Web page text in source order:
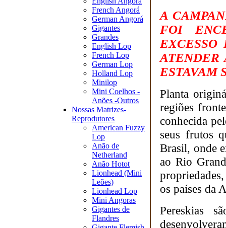
French Angorá
German Angorá
Gigantes
Grandes
English Lop
French Lop
German Lop
Holland Lop
Minilop
Mini Coelhos -
Anões -Outros
Nossas Matrizes-
Reprodutores
American Fuzzy
Lop
Anão de
Netherland
Anão Hotot
Lionhead (Mini
Leões)
Lionhead Lop
Mini Angoras
Gigantes de
Flandres
A
FOI
ATENDER
ESTAVAM
Planta
regiões
conhecida
seus frutos
Brasil, onde
ao Rio
os países da
Pereskias